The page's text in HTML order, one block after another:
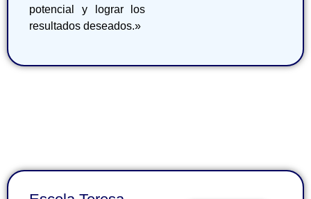
potencial y lograr los
resultados deseados.»